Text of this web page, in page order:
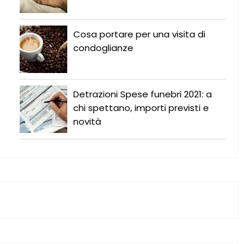
Cosa portare per una visita di
condoglianze
Detrazioni Spese funebri 2021: a
chi spettano, importi previsti e
novità